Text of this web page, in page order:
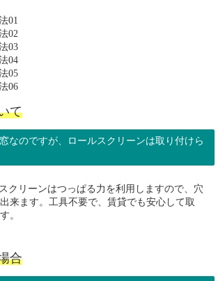
て
なのですが、ロールスクリーンは取り付けら
クリーンはつっぱる力を利用しますので、穴
来ます。工具不要で、賃貸でも安心して取
。
合